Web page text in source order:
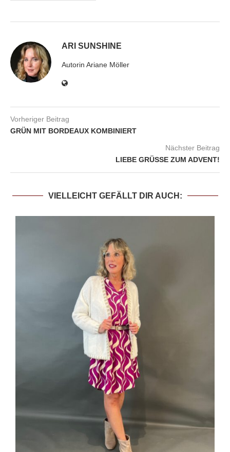
ARI SUNSHINE
Autorin Ariane Möller
Vorheriger Beitrag
GRÜN MIT BORDEAUX KOMBINIERT
Nächster Beitrag
LIEBE GRÜSSE ZUM ADVENT!
VIELLEICHT GEFÄLLT DIR AUCH: